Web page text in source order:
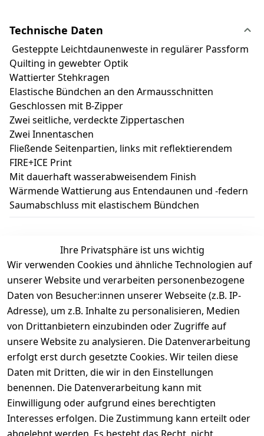
Technische Daten
Gesteppte Leichtdaunenweste in regulärer Passform
Quilting in gewebter Optik
Wattierter Stehkragen
Elastische Bündchen an den Armausschnitten
Geschlossen mit B-Zipper
Zwei seitliche, verdeckte Zippertaschen
Zwei Innentaschen
Fließende Seitenpartien, links mit reflektierendem
FIRE+ICE Print
Mit dauerhaft wasserabweisendem Finish
Wärmende Wattierung aus Entendaunen und -federn
Saumabschluss mit elastischem Bündchen
Kundenbewertungen
Durchschnittliche Bewertung
0
Basierend auf 0 Bewertung(en)
Bewertung abgeben
5
( 0 )
4
( 0 )
3
( 0 )
2
( 0 )
Ihre Privatsphäre ist uns wichtig
Wir verwenden Cookies und ähnliche Technologien auf
unserer Website und verarbeiten personenbezogene
Daten von Besucher:innen unserer Webseite (z.B. IP-
Adresse), um z.B. Inhalte zu personalisieren, Medien
von Drittanbietern einzubinden oder Zugriffe auf
unsere Website zu analysieren. Die Datenverarbeitung
erfolgt erst durch gesetzte Cookies. Wir teilen diese
Daten mit Dritten, die wir in den Einstellungen
benennen. Die Datenverarbeitung kann mit
Einwilligung oder aufgrund eines berechtigten
Interesses erfolgen. Die Zustimmung kann erteilt oder